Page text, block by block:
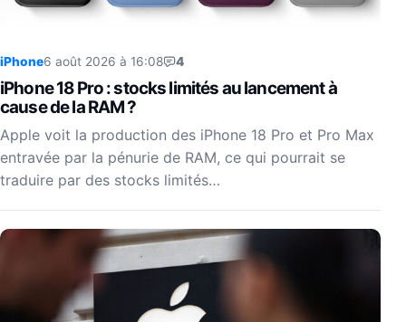
iPhone6 août 2026 à 16:08 4
iPhone 18 Pro : stocks limités au lancement à
cause de la RAM ?
Apple voit la production des iPhone 18 Pro et Pro Max
entravée par la pénurie de RAM, ce qui pourrait se
traduire par des stocks limités…